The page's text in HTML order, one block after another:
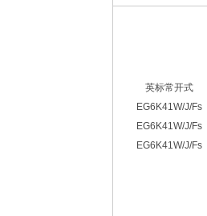
英标常开式
EG6K41W/J/Fs
EG6K41W/J/Fs
EG6K41W/J/Fs